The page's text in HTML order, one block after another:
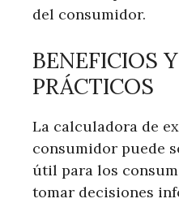
del consumidor.
BENEFICIOS
PRÁCTICOS
La calculadora de
consumidor puede
útil para los
tomar decisiones